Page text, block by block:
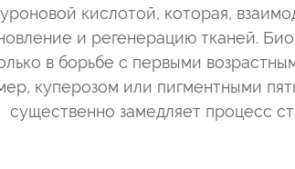
кислотой, которая,
и регенерацию тканей.
в борьбе с первыми
куперозом или пигментными
существенно замедляет процесс